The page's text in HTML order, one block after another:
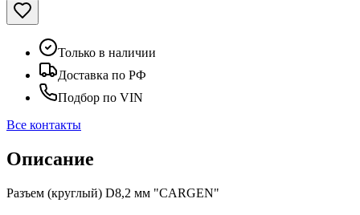
Только в наличии
Доставка по РФ
Подбор по VIN
Все контакты
Описание
Разъем (круглый) D8,2 мм "CARGEN"